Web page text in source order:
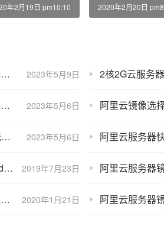
年2月19日 pm10:10 2020年2月20日
2023年5月9日
阿里云镜像是什么？镜像怎么选择合适？
2023年5月6日
阿里云服务器镜像操作系统选择方法（超详细） 阿里云镜像选
2023年5月6日
Alibaba Cloud Linux镜像操作系统介绍及常见问题解答FAQ
2019年7月23日
阿里云服务器镜像系统版本（Windows+Linux）汇总大全
2020年1月21日
阿里云服务器镜像操作系统选择注意事项